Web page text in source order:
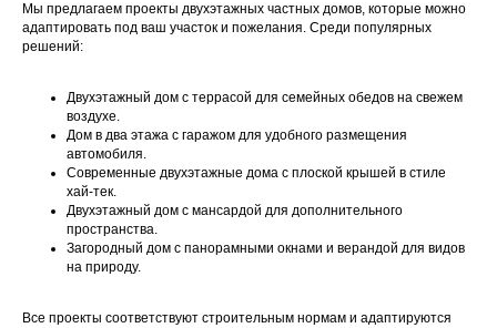
Мы предлагаем проекты двухэтажных частных домов, которые можно
адаптировать под ваш участок и пожелания. Среди популярных
решений:
Двухэтажный дом с террасой для семейных обедов на свежем
воздухе.
Дом в два этажа с гаражом для удобного размещения
автомобиля.
Современные двухэтажные дома с плоской крышей в стиле
хай-тек.
Двухэтажный дом с мансардой для дополнительного
пространства.
Загородный дом с панорамными окнами и верандой для видов
на природу.
Все проекты соответствуют строительным нормам и адаптируются